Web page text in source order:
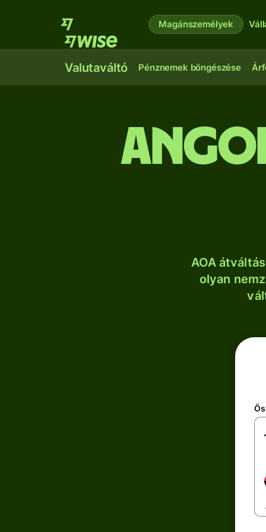
Magánszemélyek
Valutaváltó Pénznemek böngészése
AOA
olyan